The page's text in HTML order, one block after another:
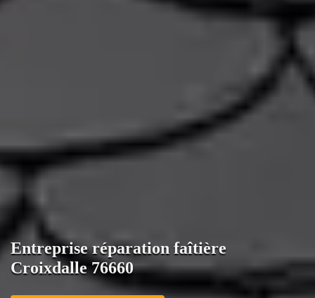
Entreprise réparation faîtière
Croixdalle 76660